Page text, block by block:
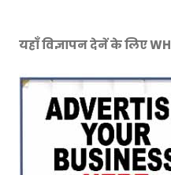
यहाँ विज्ञापन देनें के लिए